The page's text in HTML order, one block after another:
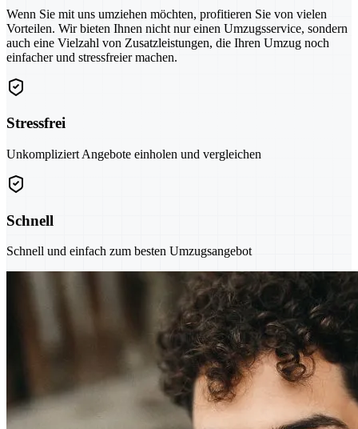
Wenn Sie mit uns umziehen möchten, profitieren Sie von vielen
Vorteilen. Wir bieten Ihnen nicht nur einen Umzugsservice, sondern
auch eine Vielzahl von Zusatzleistungen, die Ihren Umzug noch
einfacher und stressfreier machen.
Stressfrei
Unkompliziert Angebote einholen und vergleichen
Schnell
Schnell und einfach zum besten Umzugsangebot